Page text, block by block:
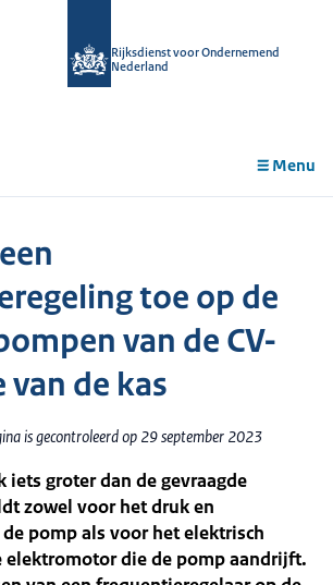
Rijksdienst voor Ondernemend
Nederland
Menu
toe op de
van de CV-
de kas
is gecontroleerd op 29 september 2023
iets groter dan de gevraagde
zowel voor het druk en
pomp als voor het elektrisch
elektromotor die de pomp aandrijft.